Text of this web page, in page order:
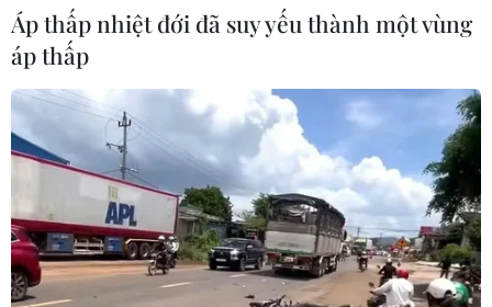
Việt Nam-Thái Lan nhất trí thúc đẩy
triển khai thực chất Chiến lược "Ba
kết nối"
06/08/2026 13:24
Thủ tướng Lê Minh Hưng tiếp Đại sứ
Malaysia đến chào từ biệt kết thúc
nhiệm kỳ
06/08/2026 13:23
Áp thấp nhiệt đới đã suy yếu thành một vùng
áp thấp